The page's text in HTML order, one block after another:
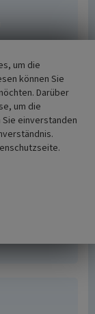
um die
können Sie
Darüber
um die
einverstanden